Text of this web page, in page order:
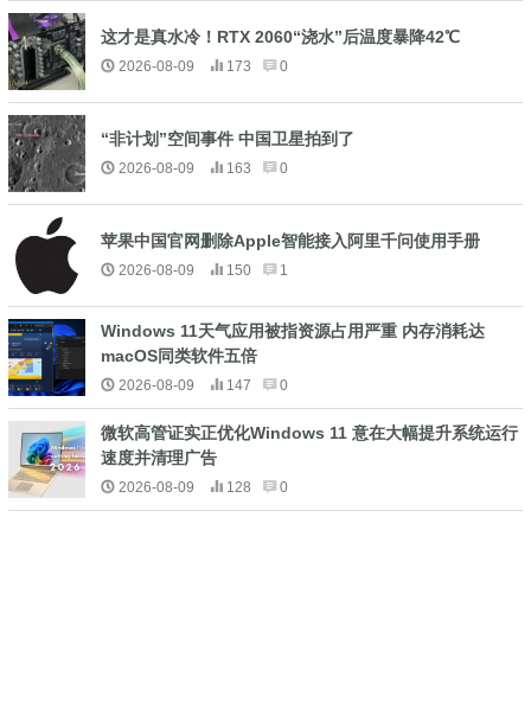
这才是真水冷！RTX 2060“浇水”后温度暴降42℃
2026-08-09 173 0
“非计划”空间事件 中国卫星拍到了
2026-08-09 163 0
苹果中国官网删除Apple智能接入阿里千问使用手册
2026-08-09 150 1
Windows 11天气应用被指资源占用严重 内存消耗达
macOS同类软件五倍
2026-08-09 147 0
微软高管证实正优化Windows 11 意在大幅提升系统运行
速度并清理广告
2026-08-09 128 0